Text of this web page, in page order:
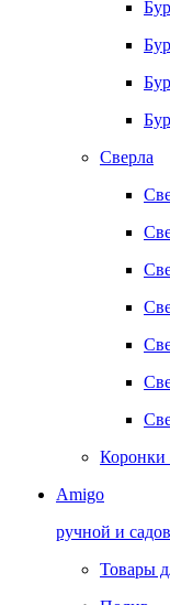
Сверла
Коронки
Amigo
ручной и
Товары